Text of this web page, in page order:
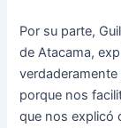
Por su parte,
de Atacama,
porque nos
que nos explicó